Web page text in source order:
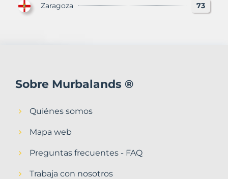
Zaragoza 73
Sobre Murbalands ®
Quiénes somos
Mapa web
Preguntas frecuentes - FAQ
Trabaja con nosotros